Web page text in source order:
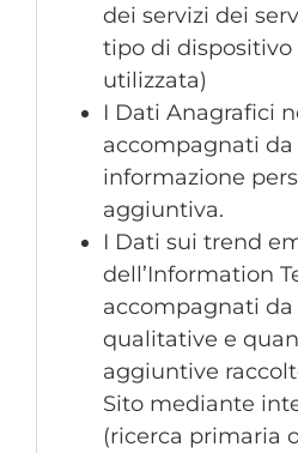
dei servizi dei
tipo di dispositivo
utilizzata)
I Dati Anagrafici
accompagnati da
informazione
aggiuntiva.
I Dati sui trend
dell’Information
accompagnati
qualitative e
aggiuntive
Sito mediante
(ricerca primaria